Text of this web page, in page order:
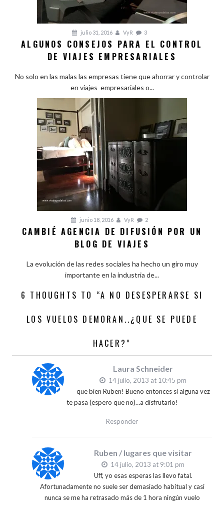
julio 31, 2016 VyR 3
ALGUNOS CONSEJOS PARA EL CONTROL
DE VIAJES EMPRESARIALES
No solo en las malas las empresas tiene que ahorrar y controlar
en viajes empresariales o...
junio 18, 2016 VyR 2
CAMBIÉ AGENCIA DE DIFUSIÓN POR UN
BLOG DE VIAJES
La evolución de las redes sociales ha hecho un giro muy
importante en la industria de...
6 THOUGHTS TO “A NO DESESPERARSE SI
LOS VUELOS DEMORAN..¿QUE SE PUEDE
HACER?”
Laura Schneider
14 julio, 2013 at 10:45 pm
que bien Ruben! Bueno entonces si alguna vez
te pasa (espero que no)…a disfrutarlo!
Responder
Ruben / lugares que visitar
14 julio, 2013 at 9:01 pm
Uff, yo esas esperas las llevo fatal.
Afortunadamente no suele ser demasiado habitual y casi
nunca se me ha retrasado más de 1 hora ningún vuelo